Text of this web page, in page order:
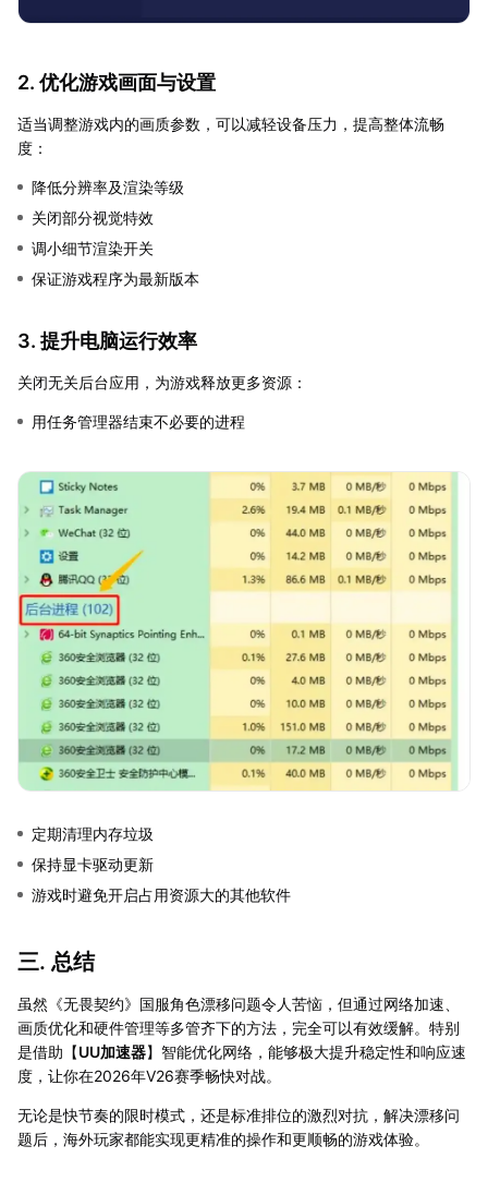
2. 优化游戏画面与设置
适当调整游戏内的画质参数，可以减轻设备压力，提高整体流畅
度：
降低分辨率及渲染等级
关闭部分视觉特效
调小细节渲染开关
保证游戏程序为最新版本
3. 提升电脑运行效率
关闭无关后台应用，为游戏释放更多资源：
用任务管理器结束不必要的进程
定期清理内存垃圾
保持显卡驱动更新
游戏时避免开启占用资源大的其他软件
三. 总结
虽然《无畏契约》国服角色漂移问题令人苦恼，但通过网络加速、
画质优化和硬件管理等多管齐下的方法，完全可以有效缓解。特别
是借助【UU加速器】智能优化网络，能够极大提升稳定性和响应速
度，让你在2026年V26赛季畅快对战。
无论是快节奏的限时模式，还是标准排位的激烈对抗，解决漂移问
题后，海外玩家都能实现更精准的操作和更顺畅的游戏体验。